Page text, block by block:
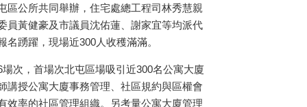
區公所共同舉辦，住宅處總工程司林秀慧親
員黃健豪及市議員沈佑蓮、謝家宜等均派代
踴躍，現場近300人收穫滿滿。
次，首場次北屯區場吸引近300名公寓大廈
講授公寓大廈事務管理、社區規約與區權會
效率的社區管理組織。另考量公寓大廈管理